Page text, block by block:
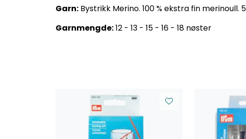
Garn: Bystrikk Merino. 100 % ekstra fin merinoull.
Garnmengde:12 - 13 - 15 - 16 - 18 nøster